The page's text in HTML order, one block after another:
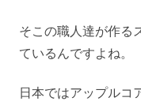
そこの職人達が作る
ているんですよね。
日本ではアップルコ